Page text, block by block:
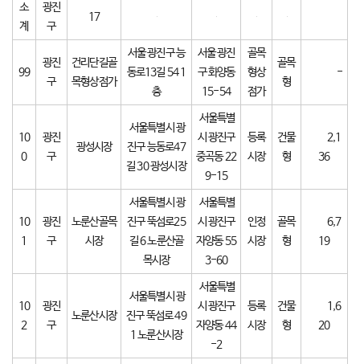
소
계
광진
구
17
99
광진
구
건리단길골
목형상점가
서울 광진구 능
동로13길 54 1
층
서울 광진
구 화양동
15-54
골목
형상
점가
골목
형
-
10
0
광진
구
광성시장
서울특별시 광
진구 능동로47
길 30 광성시장
서울특별
시 광진구
중곡동 22
9-15
등록
시장
건물
형
2,1
36
10
1
광진
구
노룬산골목
시장
서울특별시 광
진구 뚝섬로25
길 6 노룬산골
목시장
서울특별
시 광진구
자양동 55
3-60
인정
시장
골목
형
6,7
19
10
2
광진
구
노룬산시장
서울특별시 광
진구 뚝섬로 49
1 노룬산시장
서울특별
시 광진구
자양동 44
-2
등록
시장
건물
형
1,6
20